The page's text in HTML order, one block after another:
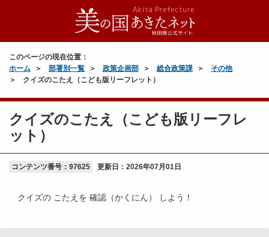
このページの現在位置：
ホーム
部署別一覧 政策企画部 総合政策課
その他
クイズのこたえ（こども版リーフレット）
クイズのこたえ（こども版リーフレ
ット）
コンテンツ番号：97625 更新日： 2026年07月01日
クイズの こたえを 確認（かくにん） しよう！